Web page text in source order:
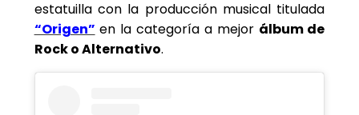
estatuilla con la producción musical titulada
“Origen” en la categoría a mejor álbum de
Rock o Alternativo.